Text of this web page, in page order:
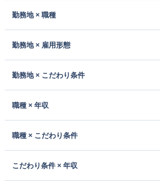
勤務地 × 職種
勤務地 × 雇用形態
勤務地 × こだわり条件
職種 × 年収
職種 × こだわり条件
こだわり条件 × 年収